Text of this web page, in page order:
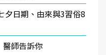
夕日期、由來與3習俗8
師告訴你